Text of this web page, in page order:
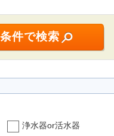
浄水器or活水器